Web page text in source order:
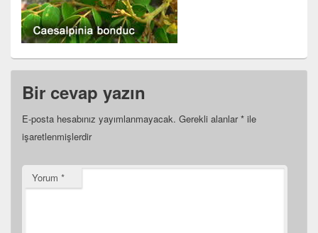
Bir cevap yazın
E-posta hesabınız yayımlanmayacak. Gerekli alanlar* ile
işaretlenmişlerdir
Yorum *